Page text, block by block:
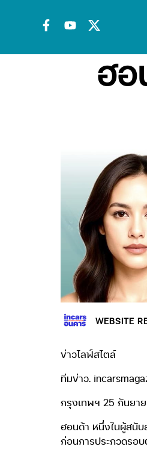
ฮอ
WEBSITE
ข่าวไลฟ์สไตล์
ทีมข่าว.
กรุงเทพฯ 25 กันยา
ฮอนด้า หนึ่งในผู้สนับ
ก่อนการประกวดรอ